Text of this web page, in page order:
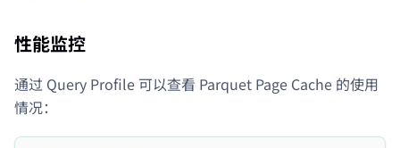
性能监控
通过 Query Profile 可以查看 Parquet Page Cache 的使用
情况：